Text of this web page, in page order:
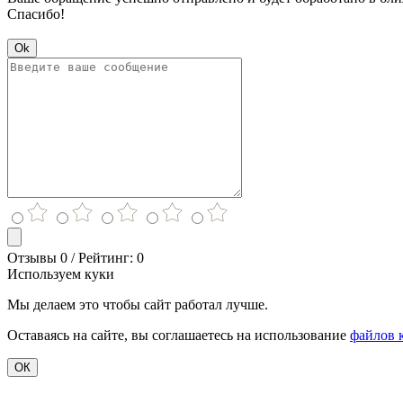
Спасибо!
Ok
Отзывы 0 / Рейтинг: 0
Используем куки
Мы делаем это чтобы сайт работал лучше.
Оставаясь на сайте, вы соглашаетесь на использование файлов
ОК